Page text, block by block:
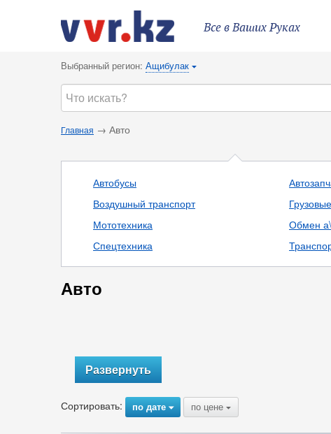
Все в Ваших Руках
Выбранный регион: Ащибулак {
Главная → Авто
Автобусы
Воздушный транспорт
Мототехника
Спецтехника
Обмен
Авто
Развернуть
Сортировать: по дате{ по цене {